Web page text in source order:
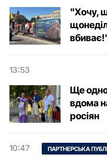
"Хочу,
13:53
Ще
вдома
росіян
10:47 ПАРТНЕРСЬКА